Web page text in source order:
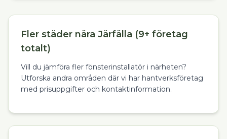
Fler städer nära Järfälla (9+ företag
totalt)
Vill du jämföra fler fönsterinstallatör i närheten?
Utforska andra områden där vi har hantverksföretag
med prisuppgifter och kontaktinformation.